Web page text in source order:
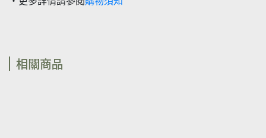
相關商品